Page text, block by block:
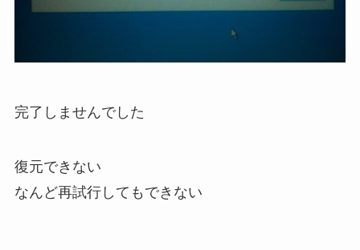
完了しませんでした
復元できない
なんど再試行してもできない